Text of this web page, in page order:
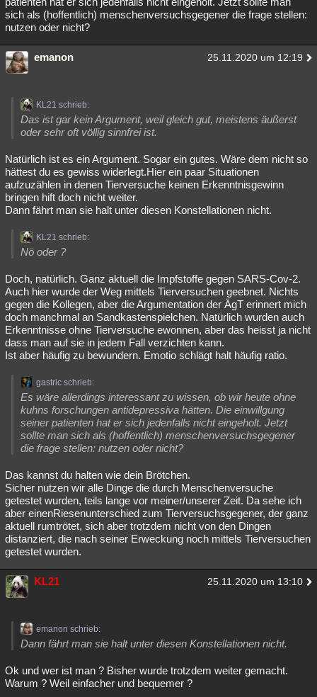
sich als (hoffentlich) menschenversuchsgegener die frage stellen:
nutzen oder nicht?
emanon 25.11.2020 um 12:19
KL21 schrieb:
Das ist gar kein Argument, weil gleich gut, meistens äußerst
oder sehr oft völlig sinnfrei ist.
Natürlich ist es ein Argument. Sogar ein gutes. Wäre dem nicht so
hättest du es gewiss widerlegt.Hier ein paar Situationen
aufzuzählen in denen Tierversuche keinen Erkenntnisgewinn
bringen hift doch nicht weiter.
Dann fährt man sie halt unter diesen Konstellationen nicht.
KL21 schrieb:
Nö oder ?
Doch, natürlich. Ganz aktuell die Impfstoffe gegen SARS-Cov-2.
Auch hier wurde der Weg mittels Tierversuchen geebnet. Nichts
gegen die Kollegen, aber die Argumentation der ÄgT erinnert mich
doch manchmal an Sandkastenspielchen. Natürlich wurden auch
Erkenntnisse ohne Tierversuche ewonnen, aber das heisst ja nicht
dass man auf sie in jedem Fall verzichten kann.
Ist aber häufig zu bewundern. Emotio schlägt halt häufig ratio.
gastric schrieb:
Es wäre allerdings interessant zu wissen, ob wir heute ohne
kuhns forschungen antidepressiva hätten. Die einwillgung
seiner patienten hat er sich jedenfalls nicht eingeholt. Jetzt
sollte man sich als (hoffentlich) menschenversuchsgegener
die frage stellen: nutzen oder nicht?
Das kannst du halten wie dein Brötchen.
Sicher nutzen wir alle Dinge die durch Menschenversuche
getestet wurden, teils lange vor meiner/unserer Zeit. Da sehe ich
aber einenRiesenunterschied zum Tierversuchsgegener, der ganz
aktuell rumtrötet, sich aber trotzdem nicht von den Dingen
distanziert, die nach seiner Erweckung noch mittels Tierversuchen
getestet wurden.
KL21 25.11.2020 um 13:10
emanon schrieb:
Dann fährt man sie halt unter diesen Konstellationen nicht.
Ok und wer ist man ? Bisher wurde trotzdem weiter gemacht.
Warum ? Weil einfacher und bequemer ?